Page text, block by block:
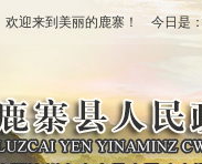
欢迎来到美丽的鹿寨！ 今日是：